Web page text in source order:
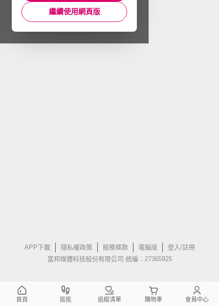
APP下載 隱私權政策 服務條款 電腦版
登入/註冊
富邦媒體科技股份有限公司 統編：27365925
繼續使用網頁版
首頁 逛逛 追蹤清單 購物車 會員中心